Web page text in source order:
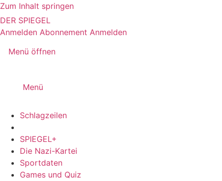
Zum Inhalt springen
DER SPIEGEL
Anmelden Abonnement Anmelden
Menü öffnen
Menü
Schlagzeilen
SPIEGEL+
Die Nazi-Kartei
Sportdaten
Games und Quiz